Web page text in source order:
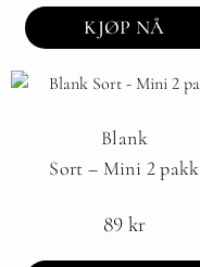
KJØP NÅ
Blank
Sort – Mini 2 pakk
89 kr